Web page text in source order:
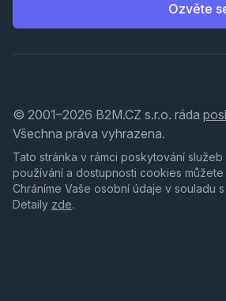
Ozvěte
© 2001–2026 B2M.CZ s.r.o. ráda
Všechna práva vyhrazena.
Tato stránka v rámci poskytování služeb
používání a dostupnosti cookies
Chráníme Vaše osobní údaje v souladu
Detaily zde.